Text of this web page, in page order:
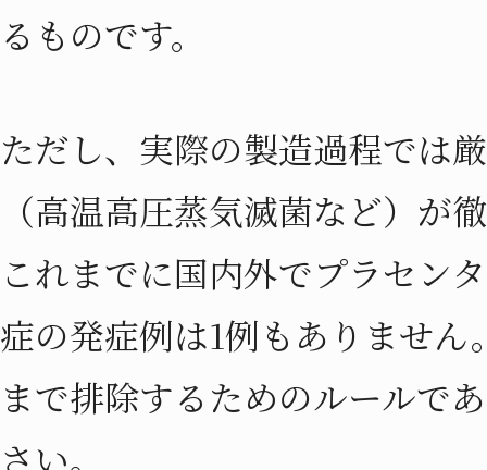
るものです。
ただし、実際の製造過程では
（高温高圧蒸気滅菌など）が
これまでに国内外でプラセン
症の発症例は1例もありません
まで排除するためのルールで
さい。